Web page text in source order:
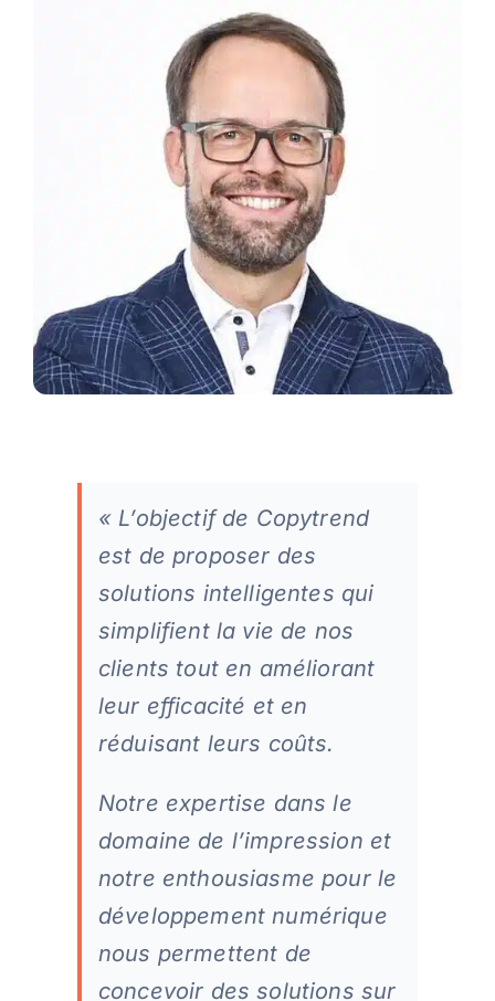
« L’objectif de Copytrend
est de proposer des
solutions intelligentes qui
simplifient la vie de nos
clients tout en améliorant
leur efficacité et en
réduisant leurs coûts.
Notre expertise dans le
domaine de l’impression et
notre enthousiasme pour le
développement numérique
nous permettent de
concevoir des solutions sur